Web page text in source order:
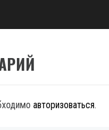
авторизоваться.